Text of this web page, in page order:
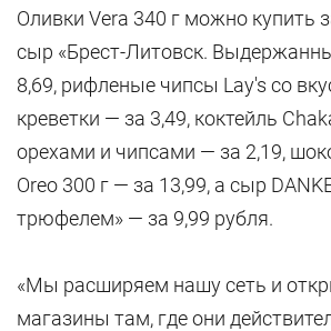
Оливки Vera 340 г можно купить
сыр «Брест-Литовск.
8,69, рифленые чипсы Lay's со
креветки — за 3,49, коктейль
орехами и чипсами — за 2,19,
Oreo 300 г — за 13,99, а сыр
трюфелем» — за 9,99 рубля.
«Мы расширяем нашу сеть и
магазины там, где они